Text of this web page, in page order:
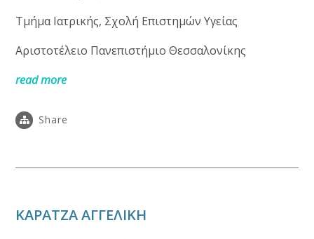
Τμήμα Ιατρικής, Σχολή Επιστημών Υγείας
Αριστοτέλειο Πανεπιστήμιο Θεσσαλονίκης
read more
Share
ΚΑΡΑΤΖΑ ΑΓΓΕΛΙΚΗ